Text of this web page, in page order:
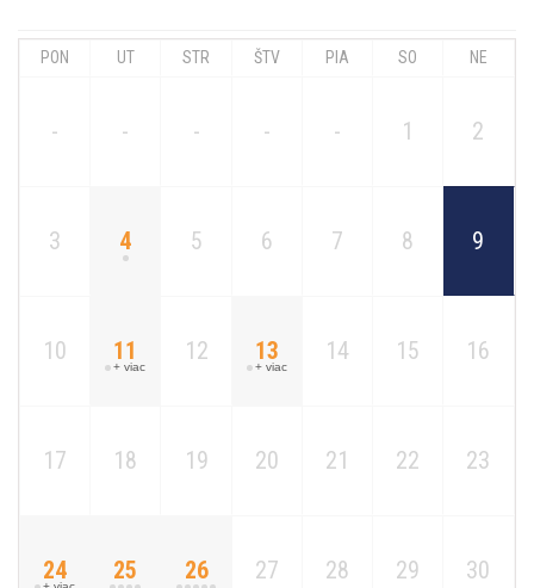
PON UT STR ŠTV PIA SO NE
- - - - - 1 2
3 4 5 6 7 8 9
10 11
+ viac
12 13
+ viac
14 15 16
17 18 19 20 21 22 23
24 25 26 27 28 29 30